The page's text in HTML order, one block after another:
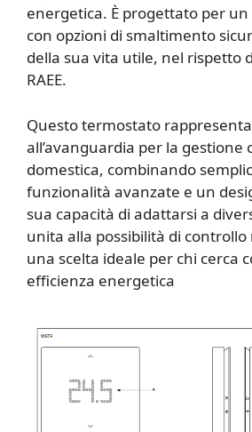
energetica. È progettato per
con opzioni di smaltimento
della sua vita utile, nel rispetto
RAEE.
Questo termostato
all’avanguardia per la gestione
domestica, combinando
funzionalità avanzate e un
sua capacità di adattarsi a
unita alla possibilità di
una scelta ideale per chi cerca
efficienza energetica